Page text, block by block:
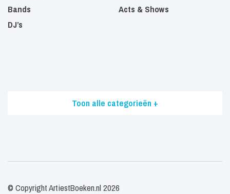
Bands
DJ’s
Acts & Shows
Toon alle categorieën +
© Copyright ArtiestBoeken.nl 2026